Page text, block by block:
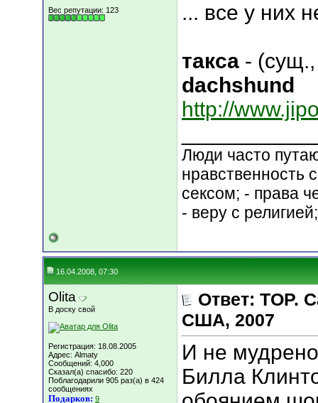
Вес репутации: 123 ... все у них
такса -
dachshund
http://
Люди часто
нравственность
сексом; - права
- веру с
16.04.2008, 07:30
Olita
В доску свой
Регистрация: 18.08.2005
Адрес: Almaty
Сообщений: 4,000
Сказал(а) спасибо: 220
Поблагодарили 905 раз(а) в 424
сообщениях
Подарков: 9
Ответ: TOP.
США, 2007
И не
Билла